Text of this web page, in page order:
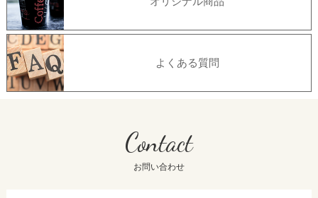
よくある質問
Contact
お問い合わせ